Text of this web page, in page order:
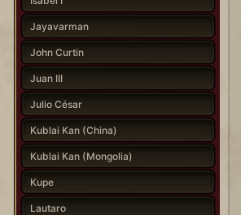
Jayavarman
John Curtin
Juan III
Julio César
Kublai Kan (China)
Kublai Kan (Mongolia)
Kupe
Lautaro